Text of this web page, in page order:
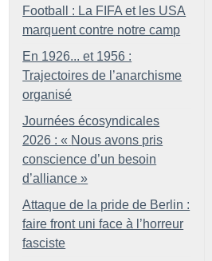
Football : La FIFA et les USA
marquent contre notre camp
En 1926... et 1956 :
Trajectoires de l’anarchisme
organisé
Journées écosyndicales
2026 : « Nous avons pris
conscience d’un besoin
d’alliance »
Attaque de la pride de Berlin :
faire front uni face à l’horreur
fasciste